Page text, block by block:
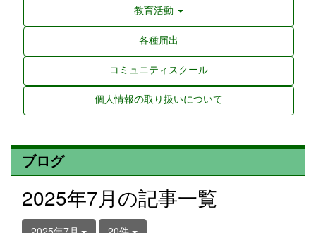
教育活動
各種届出
コミュニティスクール
個人情報の取り扱いについて
ブログ
2025年7月の記事一覧